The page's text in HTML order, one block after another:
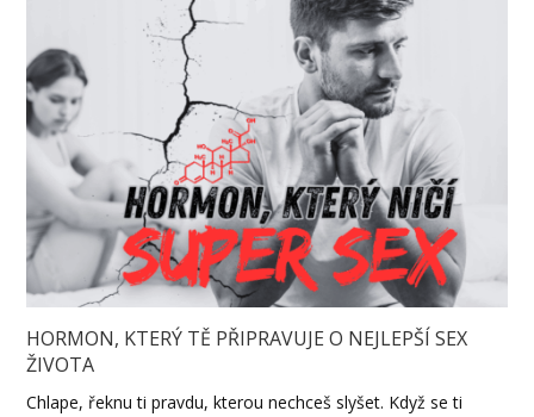
HORMON, KTERÝ TĚ PŘIPRAVUJE O NEJLEPŠÍ SEX
ŽIVOTA
Chlape, řeknu ti pravdu, kterou nechceš slyšet. Když se ti